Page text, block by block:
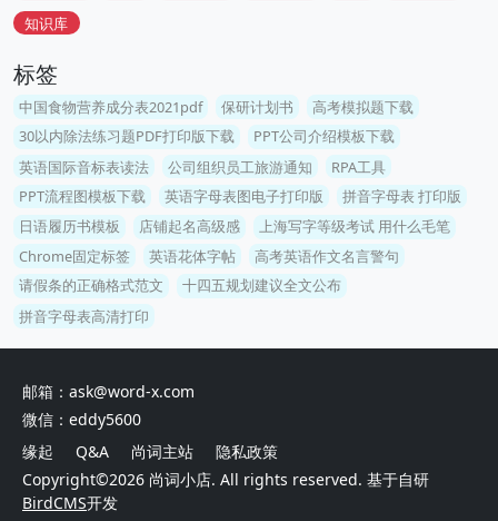
知识库
标签
中国食物营养成分表2021pdf 保研计划书
高考模拟题下载
30以内除法练习题PDF打印版下载
PPT公司介绍模板下载
英语国际音标表读法
公司组织员工旅游通知
RPA工具
PPT流程图模板下载
英语字母表图电子打印版
拼音字母表 打印版
日语履历书模板
店铺起名高级感
上海写字等级考试 用什么毛笔
Chrome固定标签
英语花体字帖
高考英语作文名言警句
请假条的正确格式范文
十四五规划建议全文公布
拼音字母表高清打印
邮箱：ask@word-x.com
微信：eddy5600
缘起
Q&A 尚词主站
隐私政策
Copyright©2026 尚词小店. All rights reserved. 基于自研
BirdCMS开发